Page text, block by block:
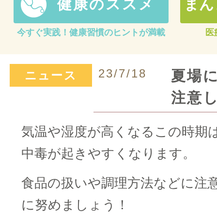
健康のススメ
今すぐ実践！健康習慣のヒントが満載
ま
ニュース 23/7/18
夏場
注意
気温や湿度が高くなるこの時期
中毒が起きやすくなります。
食品の扱いや調理方法などに注
に努めましょう！